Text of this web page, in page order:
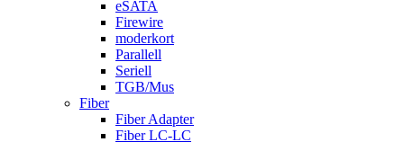
eSATA
Firewire
moderkort
Parallell
Seriell
TGB/Mus
Fiber
Fiber Adapter
Fiber LC-LC